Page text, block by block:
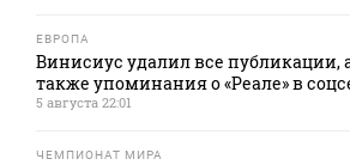
ЕВРОПА
Винисиус удалил все публикации,
также упоминания о «Реале» в
5 августа 22:01
ЧЕМПИОНАТ МИРА